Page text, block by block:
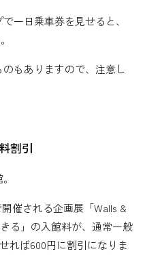
一日乗車券を見せると、
もありますので、注意し
割引
催される企画展「Walls &
る」の入館料が、通常一般
れば600円に割引になりま